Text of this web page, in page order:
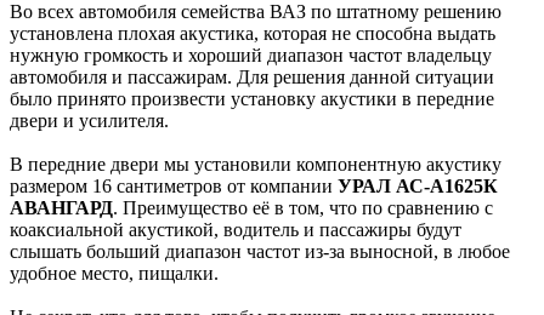
Во всех автомобиля семейства ВАЗ по штатному решению
установлена плохая акустика, которая не способна выдать
нужную громкость и хороший диапазон частот владельцу
автомобиля и пассажирам. Для решения данной ситуации
было принято произвести установку акустики в передние
двери и усилителя.
В передние двери мы установили компонентную акустику
размером 16 сантиметров от компании УРАЛ АС-А1625К
АВАНГАРД. Преимущество её в том, что по сравнению с
коаксиальной акустикой, водитель и пассажиры будут
слышать больший диапазон частот из-за выносной, в любое
удобное место, пищалки.